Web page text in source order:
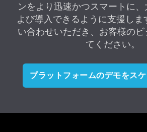
ンをより迅速かつスマートに
よび導入できるように支援しま
い合わせいただき、お客様のビ
てください。
プラットフォームのデモをス